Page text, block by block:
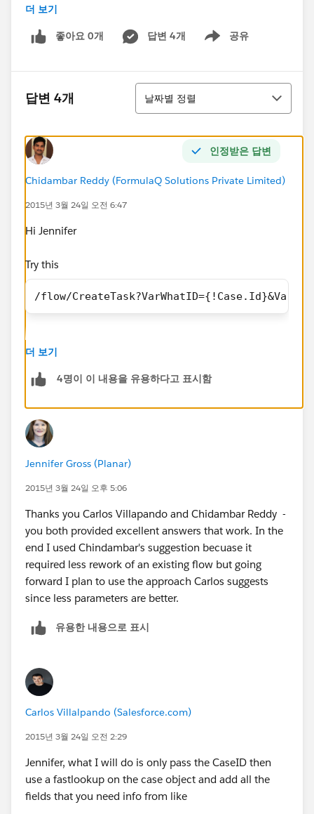
/flow/CreateTask?VarWhatID=
Case.Id
}&VarOwnerID={!Case.OwnerId}&VarWho=
{!Case.ContactId}&VarName=
The URL above gets the error below
Flow encountered an error when processing and
converting between data types. Please check the flow
and ensure all data types are matched correctly.
Salesforce Error ID: 1546368748-59310 (351512085)
doens't work either. Same error.
/flow/CreateTask?VarWhatID=
{!Case.Id}&VarOwnerID={!Case.OwnerId}&VarWho=
{!Case.ContactId}&VarName=
{!Case.Action_Required__c}&
parameter?
Thanks!
더 보기
좋아요 0개 답변 4개 공유
Show menu
답변 4개
정렬
날짜별 정렬
인정받은 답변
Chidambar Reddy (FormulaQ Solutions Private Limited)
2015년 3월 24일 오전 6:47
Hi Jennifer
Try this
/flow/
Date value need to be passed in the format 'YYYY-MM-
DD', and TEXT function will give you that.
더 보기
4명이 이 내용을 유용하다고 표시함
Jennifer Gross (Planar)
2015년 3월 24일 오후 5:06
Thanks you Carlos Villapando and Chidambar Reddy -
you both provided excellent answers that work. In the
end I used Chindambar's suggestion becuase it
required less rework of an existing flow but going
forward I plan to use the approach Carlos suggests
since less parameters are better.
유용한 내용으로 표시
Carlos Villalpando (Salesforce.com)
2015년 3월 24일 오전 2:29
Jennifer, what I will do is only pass the CaseID then
use a fastlookup on the case object and add all the
fields that you need info from like